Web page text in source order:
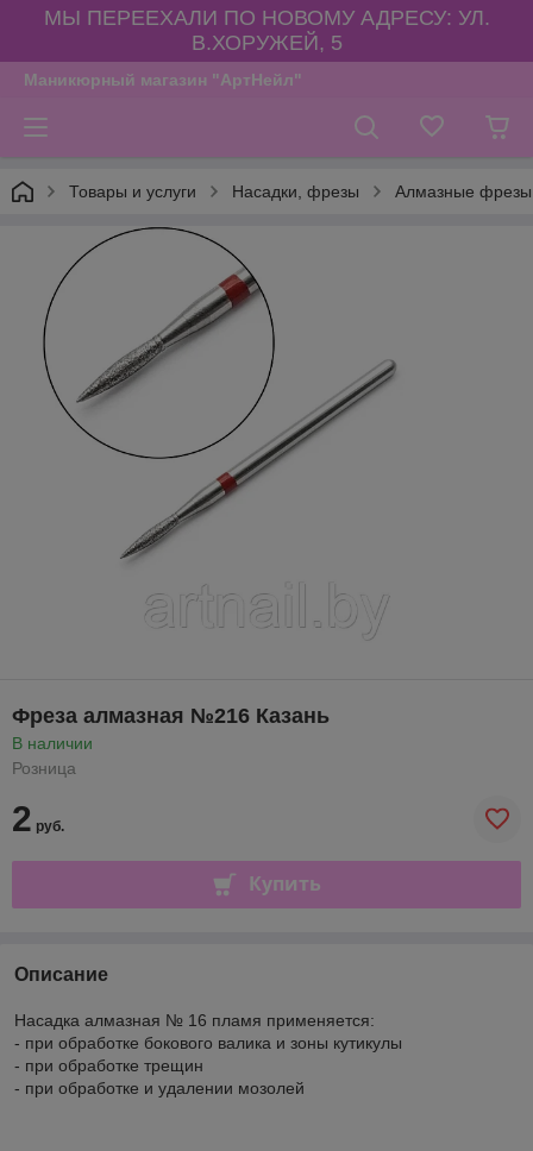
МЫ ПЕРЕЕХАЛИ ПО НОВОМУ АДРЕСУ: УЛ.
В.ХОРУЖЕЙ, 5
Маникюрный магазин "АртНейл"
Товары и услуги Насадки, фрезы Алмазные
Фреза алмазная №216 Казань
В наличии
Розница
2 руб.
Купить
Описание
Насадка алмазная № 16 пламя применяется:
- при обработке бокового валика и зоны кутикулы
- при обработке трещин
- при обработке и удалении мозолей